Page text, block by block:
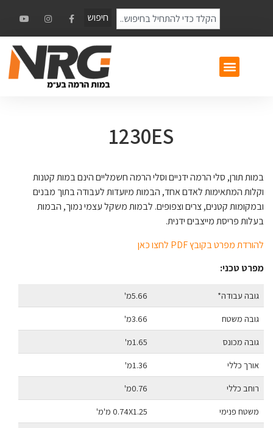
חיפוש
1230ES
במות תורן, סלי הרמה ידניים וסלי הרמה חשמליים הינם במות קטנות
וקלות המתאימות לאדם אחד, הבמות מיועדות לעבודה בתוך מבנים
ובמקומות קטנים, צרים וצפופים. לבמות משקל עצמי נמוך, הבמות
בעלות פריסת מייצבים ידנית.
להורדת מפרט בקובץ PDF לחצו כאן
מפרט טכני:
גובה עבודה*
5.66מ'
גובה משטח
3.66מ'
גובה מכונס
1.65מ'
אורך כללי
1.36מ'
רוחב כללי
0.76מ'
משטח פנימי
0.74X1.25 מ'מ'